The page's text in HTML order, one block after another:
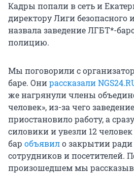
Кадры попали в сеть и
директору Лиги безопасного
назвала заведение ЛГБТ*-
полицию.
Мы поговорили с
баре. Онирассказали
же нагрянули члены
человек», из-за чего
приостановило работу, а
силовики и увезли 12
бар объявило закрытии ради
сотрудников и посетителей.
произошедшем мы